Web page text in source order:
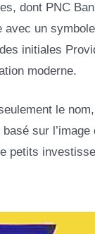
dont PNC
un
initiales
moderne.
le
sur